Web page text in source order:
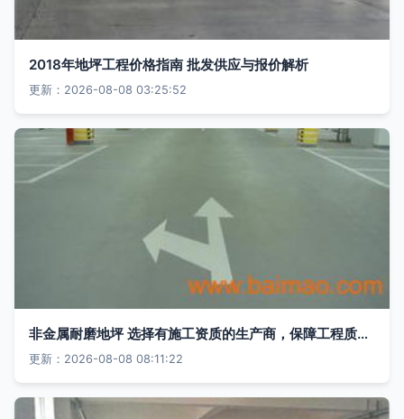
2018年地坪工程价格指南 批发供应与报价解析
更新：2026-08-08 03:25:52
非金属耐磨地坪 选择有施工资质的生产商，保障工程质量与性价比
更新：2026-08-08 08:11:22